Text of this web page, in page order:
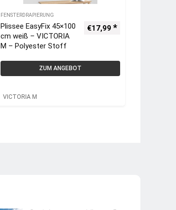
FENSTERDRAPIERUNG
Plissee EasyFix 45×100
cm weiß – VICTORIA
M – Polyester Stoff
€17,99
ZUM ANGEBOT
VICTORIA M